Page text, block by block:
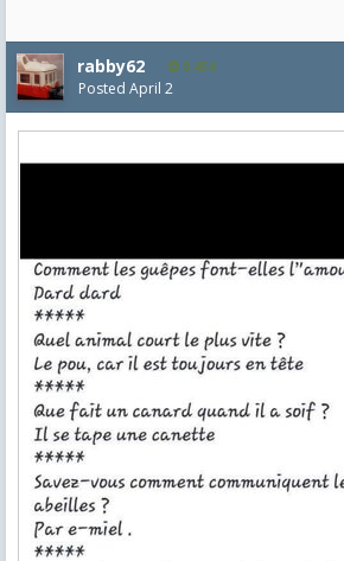
rabby62 8,454
Posted April 2